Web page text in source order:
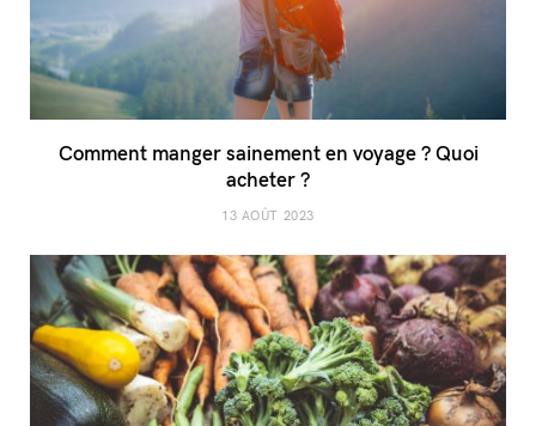
Comment manger sainement en voyage ? Quoi
acheter ?
13 AOÛT 2023